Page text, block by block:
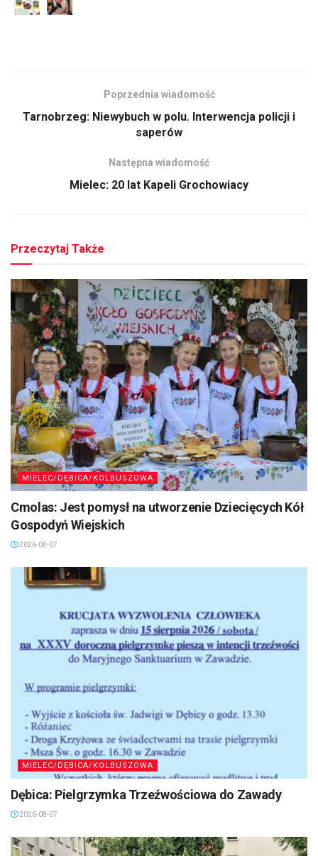
Poprzednia wiadomość
Tarnobrzeg: Niewybuch w polu. Interwencja policji i
saperów
Następna wiadomość
Mielec: 20 lat Kapeli Grochowiacy
Przeczytaj Także
MIELEC/DĘBICA/KOLBUSZOWA
Cmolas: Jest pomysł na utworzenie Dziecięcych Kół
Gospodyń Wiejskich
2026-08-07
MIELEC/DĘBICA/KOLBUSZOWA
Dębica: Pielgrzymka Trzeźwościowa do Zawady
2026-08-07